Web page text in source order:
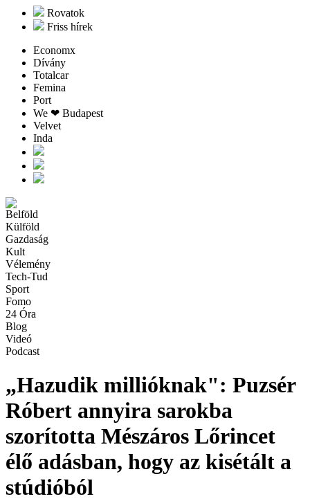
Rovatok
Friss hírek
Economx
Dívány
Totalcar
Femina
Port
We ❤︎ Budapest
Velvet
Inda
Belföld
Külföld
Gazdaság
Kult
Vélemény
Tech-Tud
Sport
Fomo
24 Óra
Blog
Videó
Podcast
„Hazudik millióknak": Puzsér
Róbert annyira sarokba
szorította Mészáros Lőrincet
élő adásban, hogy az kisétált a
stúdióból